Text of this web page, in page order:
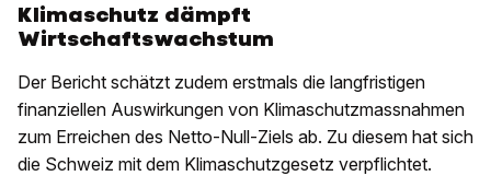
Klimaschutz dämpft
Wirtschaftswachstum
Der Bericht schätzt zudem erstmals die langfristigen
finanziellen Auswirkungen von Klimaschutzmassnahmen
zum Erreichen des Netto-Null-Ziels ab. Zu diesem hat sich
die Schweiz mit dem Klimaschutzgesetz verpflichtet.